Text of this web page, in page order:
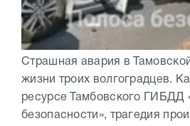
Страшная авария в
жизни троих волгоградцев.
ресурсе Тамбовского ГИБДД
безопасности», трагедия